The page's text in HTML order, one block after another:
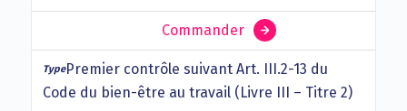
Commander
Premier contrôle suivant Art. III.2-13 du
Code du bien-être au travail (Livre III – Titre 2)